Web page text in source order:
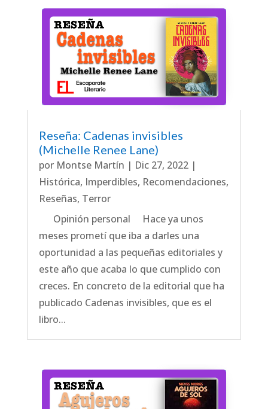
Reseña: Cadenas invisibles
(Michelle Renee Lane)
por Montse Martín | Dic 27, 2022|
Histórica, Imperdibles, Recomendaciones,
Reseñas, Terror
Opinión personal Hace ya unos
meses prometí que iba a darles una
oportunidad a las pequeñas editoriales y
este año que acaba lo que cumplido con
creces. En concreto de la editorial que ha
publicado Cadenas invisibles, que es el
libro...